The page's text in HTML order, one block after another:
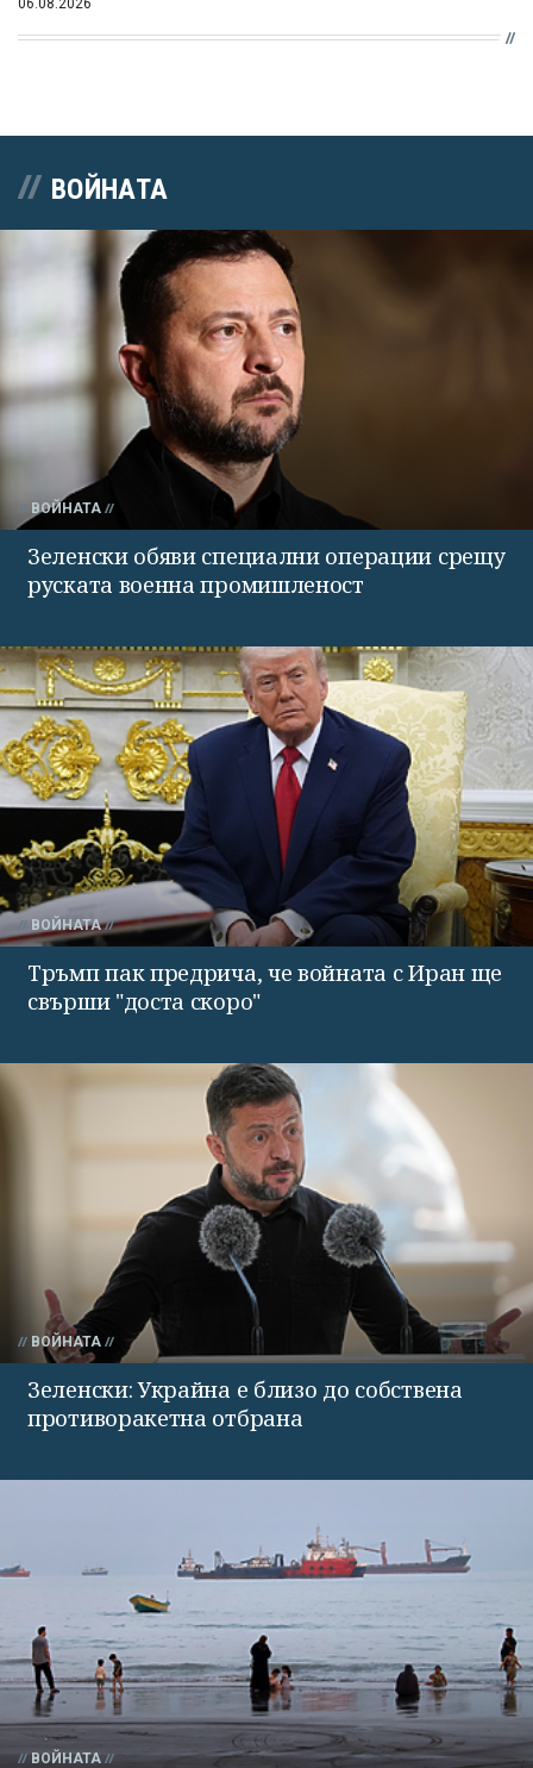
ВОЙНАТА
ВОЙНАТА
Зеленски обяви специални операции срещу
руската военна промишленост
ВОЙНАТА
Тръмп пак предрича, че войната с Иран ще
свърши "доста скоро"
ВОЙНАТА
Зеленски: Украйна е близо до собствена
противоракетна отбрана
ВОЙНАТА